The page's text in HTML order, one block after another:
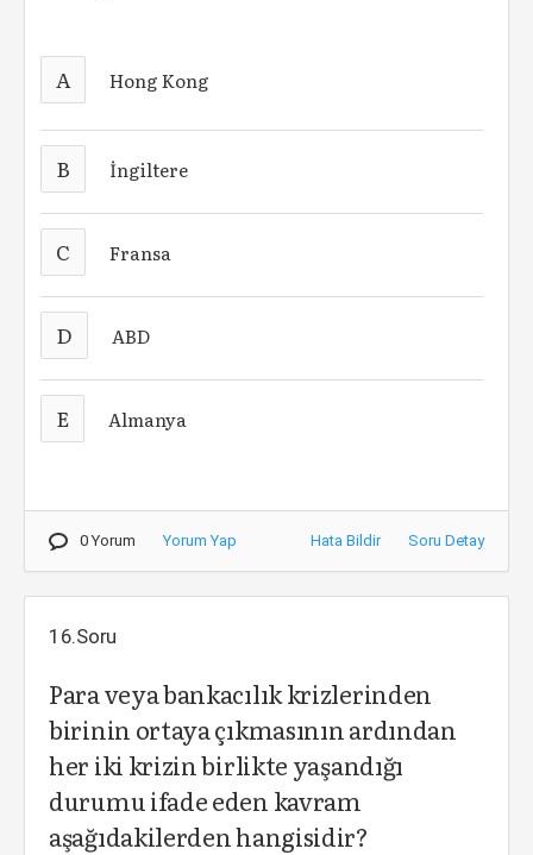
A Hong Kong
B İngiltere
C Fransa
D ABD
E Almanya
0 Yorum Yorum Yap Hata Bildir Soru Detay
16.Soru
Para veya bankacılık krizlerinden
birinin ortaya çıkmasının ardından
her iki krizin birlikte yaşandığı
durumu ifade eden kavram
aşağıdakilerden hangisidir?